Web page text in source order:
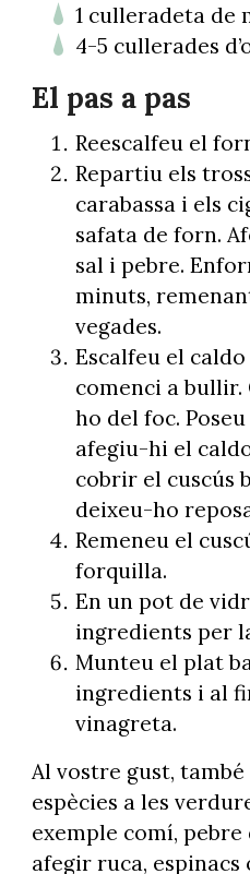
1 culleradeta de
4-5 cullerades
El pas a pas
Reescalfeu el
Repartiu els
carabassa i els
safata de forn.
sal i pebre.
minuts,
vegades.
Escalfeu el
comenci a
ho del foc.
afegiu-hi el
cobrir el cuscús
deixeu-ho
Remeneu el
forquilla.
En un pot de
ingredients per
Munteu el plat
ingredients i al
vinagreta.
Al vostre gust,
espècies a les
exemple comí,
afegir ruca,